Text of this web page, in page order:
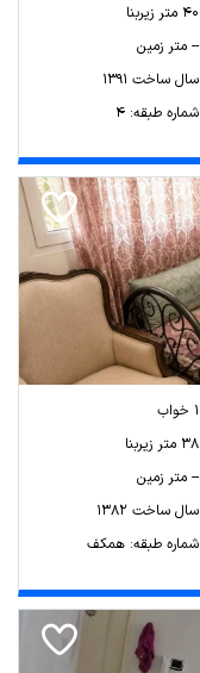
40 متر زیربنا
-- متر زمین
سال ساخت 1391
شماره طبقه: 4
1 خواب
38 متر زیربنا
-- متر زمین
سال ساخت 1382
شماره طبقه: همکف